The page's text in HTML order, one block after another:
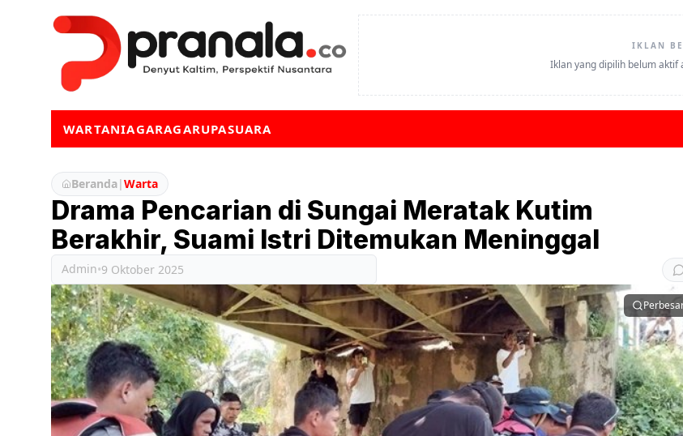
IKLAN
Iklan yang dipilih belum aktif
WARTANIAGARAGARUPASUARA
Beranda|Warta
Drama Pencarian di Sungai Meratak Kutim
Berakhir, Suami Istri Ditemukan Meninggal
Admin•9 Oktober 2025